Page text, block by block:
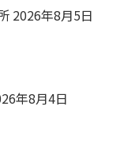
2026年8月5日
年8月4日